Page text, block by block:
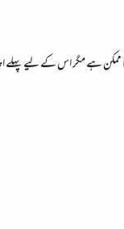
ممکن ہے مگر اس کے لیے